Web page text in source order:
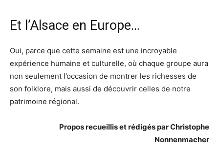
Et l’Alsace en Europe…
Oui, parce que cette semaine est une incroyable
expérience humaine et culturelle, où chaque groupe aura
non seulement l’occasion de montrer les richesses de
son folklore, mais aussi de découvrir celles de notre
patrimoine régional.
Propos recueillis et rédigés par Christophe
Nonnenmacher